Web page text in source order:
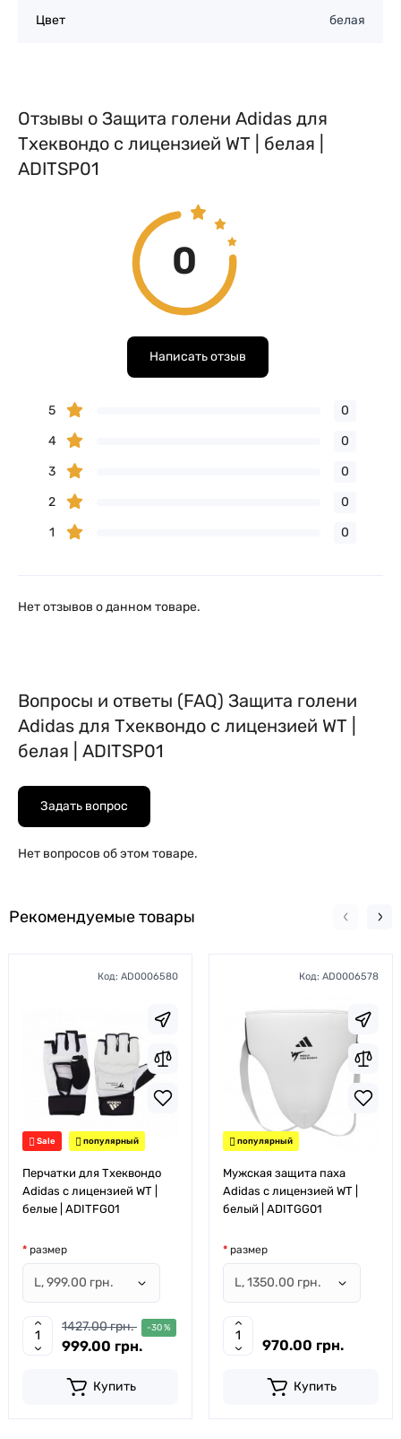
Цвет белая
Отзывы о Защита голени Adidas для
Тхеквондо с лицензией WT | белая |
ADITSP01
0
Написать отзыв
5
0
4
0
3
0
2
0
1
0
Нет отзывов о данном товаре.
Вопросы и ответы (FAQ) Защита голени
Adidas для Тхеквондо с лицензией WT |
белая | ADITSP01
Задать вопрос
Нет вопросов об этом товаре.
Рекомендуемые товары
Код: AD0006580
Sale популярный
Перчатки для Тхеквондо
Adidas с лицензией WT |
белые | ADITFG01
размер
1427.00 грн. -30 %
999.00 грн.
Купить
Код: AD0006578
популярный
Мужская защита паха
Adidas с лицензией WT |
белый | ADITGG01
размер
970.00 грн.
Купить